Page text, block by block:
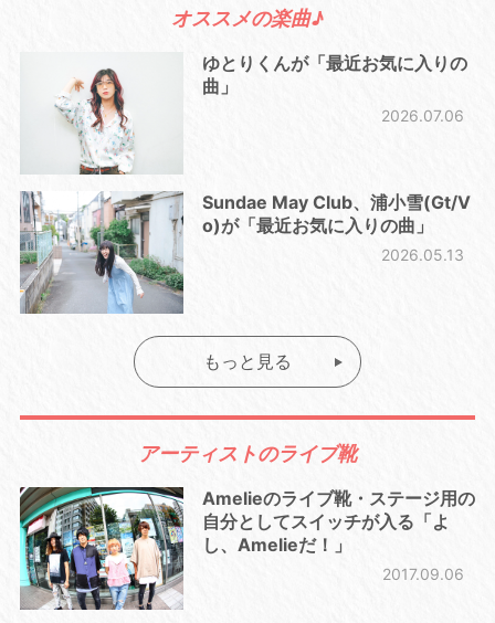
オススメの楽曲♪
ゆとりくんが「最近お気に入りの
曲」
2026.07.06
Sundae May Club、浦小雪(Gt/V
o)が「最近お気に入りの曲」
2026.05.13
もっと見る
アーティストのライブ靴
Amelieのライブ靴・ステージ用の
自分としてスイッチが入る「よ
し、Amelieだ！」
2017.09.06